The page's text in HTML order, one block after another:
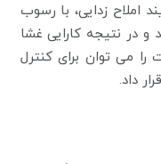
املاح زدایی، با رسوب
و در نتیجه کارایی غشا
می توان برای کنترل
داد.